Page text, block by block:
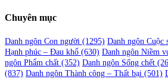
Chuyên mục
Danh ngôn Con người (1295) Danh ngôn Cuộc
Hạnh phúc – Đau khổ (630) Danh ngôn Niềm
ngôn Phẩm chất (352) Danh ngôn Sống chết
(837) Danh ngôn Thành công – Thất bại (501)